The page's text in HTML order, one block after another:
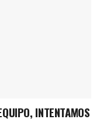
INTENTAMOS